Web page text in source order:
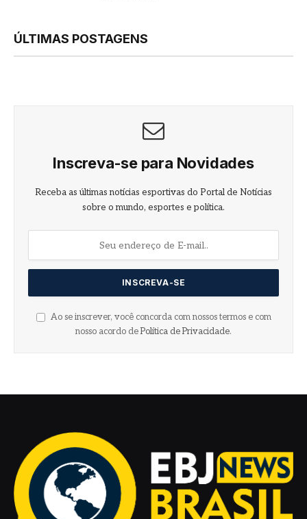
ÚLTIMAS POSTAGENS
Inscreva-se para Novidades
Receba as últimas notícias esportivas do Portal de Notícias
sobre o mundo, esportes e política.
Ao se inscrever, você concorda com nossos termos e com
nosso acordo de Política de Privacidade.